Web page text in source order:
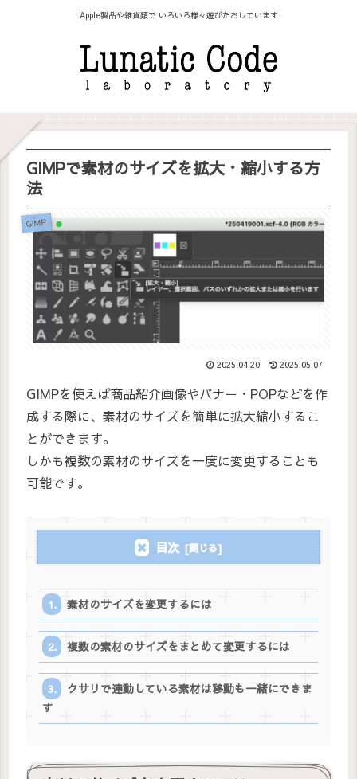
Apple製品や雑貨類で いろいろ様々遊びたおしています
GIMPで素材のサイズを拡大・縮小する方
法
GIMP
2025.04.20 2025.05.07
GIMPを使えば商品紹介画像やバナー・POPなどを作
成する際に、素材のサイズを簡単に拡大縮小するこ
とができます。
しかも複数の素材のサイズを一度に変更することも
可能です。
目次
素材のサイズを変更するには
複数の素材のサイズをまとめて変更するには
クサリで連動している素材は移動も一緒にできま
す